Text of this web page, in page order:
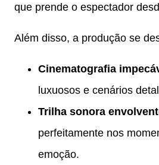
que prende o espectador
Além disso, a produção se
Cinematografia
luxuosos e cenários
Trilha sonora
perfeitamente nos
emoção.